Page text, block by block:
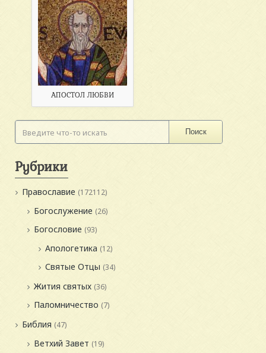
АПОСТОЛ ЛЮБВИ
Поиск
Рубрики
Православие (172112)
Богослужение (26)
Богословие (93)
Апологетика (12)
Святые Отцы (34)
Жития святых (36)
Паломничество (7)
Библия (47)
Ветхий Завет (19)